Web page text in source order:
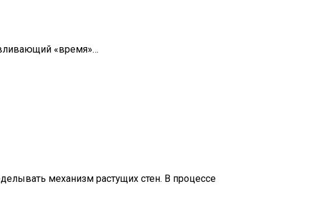
«время»…
механизм растущих стен. В процессе